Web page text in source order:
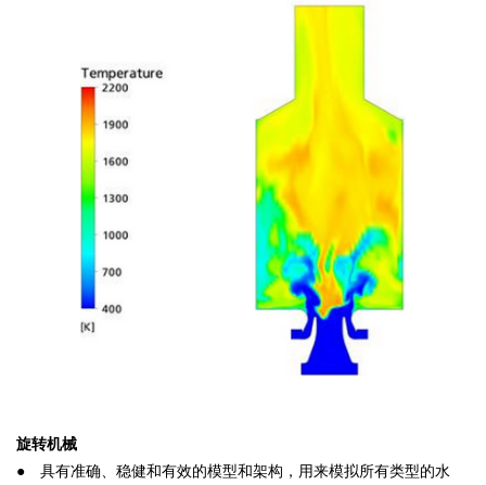
旋转机械
● 具有准确、稳健和有效的模型和架构，用来模拟所有类型的水